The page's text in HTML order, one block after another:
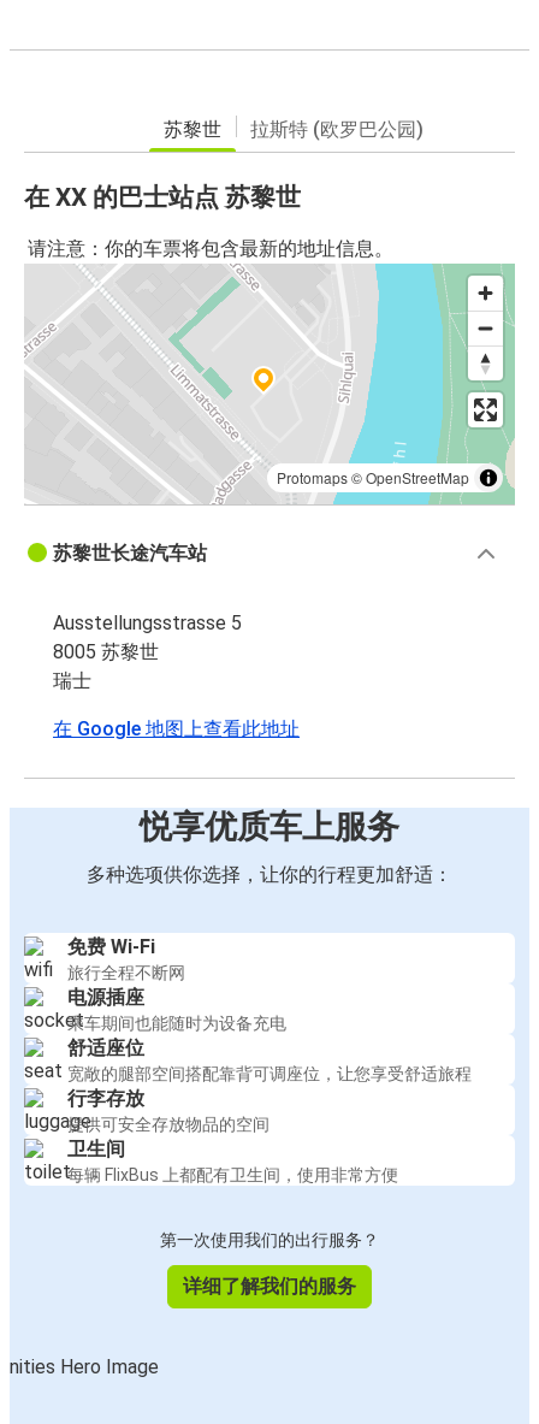
苏黎世 拉斯特 (欧罗巴公园)
在 XX 的巴士站点 苏黎世
请注意：你的车票将包含最新的地址信息。
Protomaps©OpenStreetMap
苏黎世长途汽车站
Ausstellungsstrasse 5
8005 苏黎世
瑞士
在 Google 地图上查看此地址
悦享优质车上服务
多种选项供你选择，让你的行程更加舒适：
免费 Wi-Fi
旅行全程不断网
电源插座
乘车期间也能随时为设备充电
舒适座位
宽敞的腿部空间搭配靠背可调座位，让您享受舒适旅程
行李存放
提供可安全存放物品的空间
卫生间
每辆 FlixBus 上都配有卫生间，使用非常方便
第一次使用我们的出行服务？
详细了解我们的服务